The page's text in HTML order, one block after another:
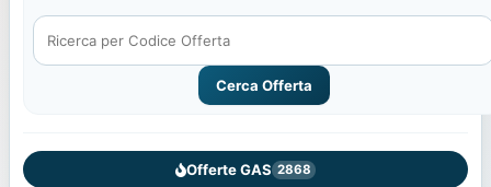
Cerca Offerta
Offerte GAS 2868